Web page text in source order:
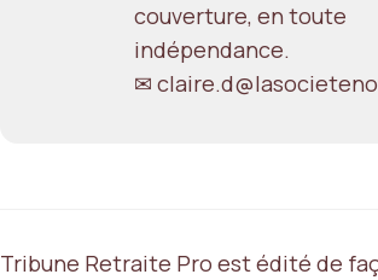
couverture, en toute
indépendance.
✉
Tribune Retraite Pro est édité de